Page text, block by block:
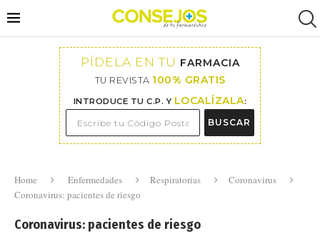
PÍDELA EN TU FARMACIA
TU REVISTA 100% GRATIS
INTRODUCE TU C.P. Y LOCALÍZALA:
BUSCAR
Home Enfermedades Respiratorias
Coronavirus
Coronavirus: pacientes de riesgo
Coronavirus: pacientes de riesgo